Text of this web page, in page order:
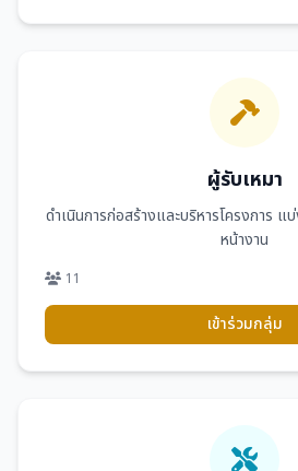
ผู้รับเหมา
ดำเนินการก่อสร้างและบริหารโครงการ แ
หน้างาน
11
เข้าร่วมกลุ่ม